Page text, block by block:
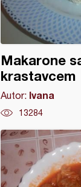
Makarone
krastavcem
Autor: Ivana
13284